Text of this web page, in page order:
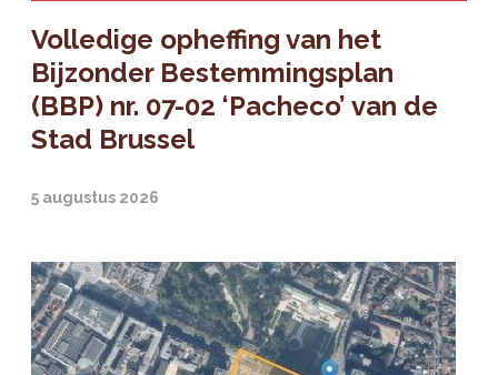
Volledige opheffing van het
Bijzonder Bestemmingsplan
(BBP) nr. 07-02 ‘Pacheco’ van de
Stad Brussel
5 augustus 2026